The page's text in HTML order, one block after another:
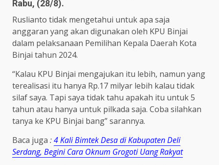
Rabu, (28/8).
Ruslianto tidak mengetahui untuk apa saja
anggaran yang akan digunakan oleh KPU Binjai
dalam pelaksanaan Pemilihan Kepala Daerah Kota
Binjai tahun 2024.
“Kalau KPU Binjai mengajukan itu lebih, namun yang
terealisasi itu hanya Rp.17 milyar lebih kalau tidak
silaf saya. Tapi saya tidak tahu apakah itu untuk 5
tahun atau hanya untuk pilkada saja. Coba silahkan
tanya ke KPU Binjai bang” sarannya.
Baca juga :4 Kali Bimtek Desa di Kabupaten Deli
Serdang, Begini Cara Oknum Grogoti Uang Rakyat